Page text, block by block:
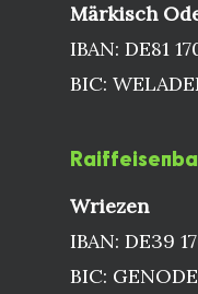
Märkisch
IBAN: DE81
BIC:
Wriezen
IBAN: DE39
BIC: